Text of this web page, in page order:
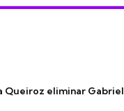
Queiroz eliminar Gabriel